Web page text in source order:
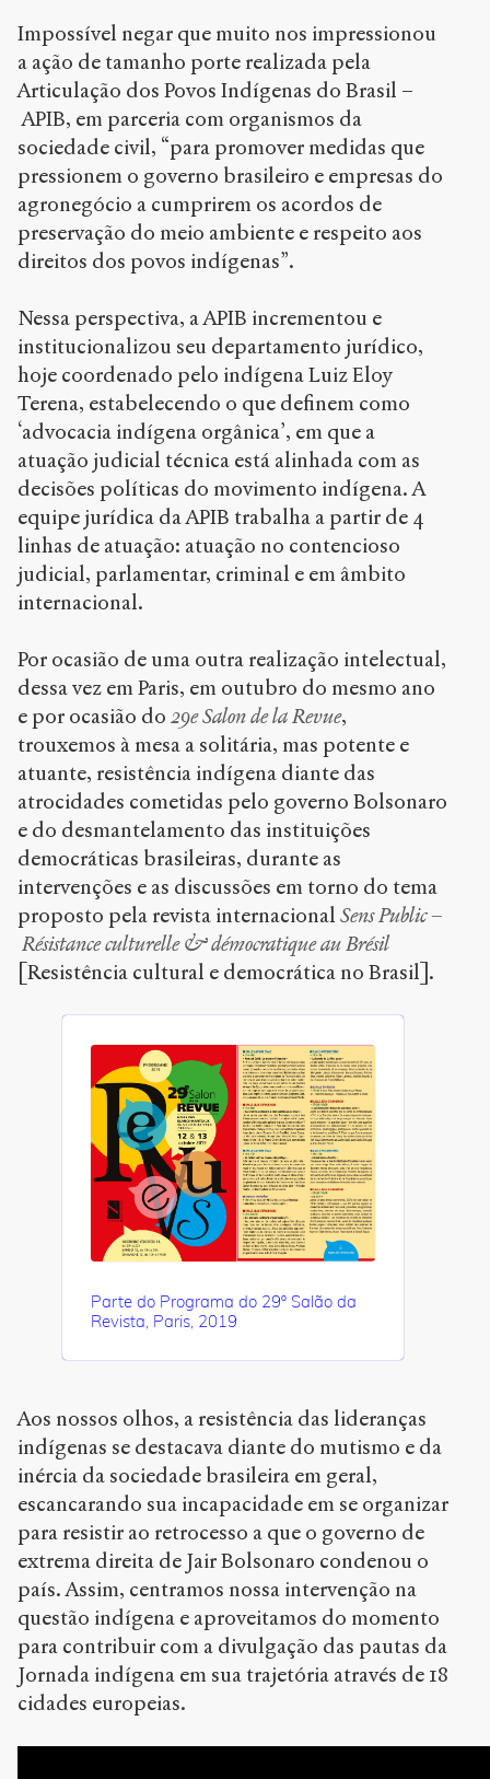
Impossível negar que muito nos impressionou
a ação de tamanho porte realizada pela
Articulação dos Povos Indígenas do Brasil –
APIB, em parceria com organismos da
sociedade civil, “para promover medidas que
pressionem o governo brasileiro e empresas do
agronegócio a cumprirem os acordos de
preservação do meio ambiente e respeito aos
direitos dos povos indígenas”.
Nessa perspectiva, a APIB incrementou e
institucionalizou seu departamento jurídico,
hoje coordenado pelo indígena Luiz Eloy
Terena, estabelecendo o que definem como
‘advocacia indígena orgânica’, em que a
atuação judicial técnica está alinhada com as
decisões políticas do movimento indígena. A
equipe jurídica da APIB trabalha a partir de 4
linhas de atuação: atuação no contencioso
judicial, parlamentar, criminal e em âmbito
internacional.
Por ocasião de uma outra realização intelectual,
dessa vez em Paris, em outubro do mesmo ano
e por ocasião do 29e Salon de la Revue,
trouxemos à mesa a solitária, mas potente e
atuante, resistência indígena diante das
atrocidades cometidas pelo governo Bolsonaro
e do desmantelamento das instituições
democráticas brasileiras, durante as
intervenções e as discussões em torno do tema
proposto pela revista internacional Sens Public –
Résistance culturelle & démocratique au Brésil
[Resistência cultural e democrática no Brasil].
Parte do Programa do 29º Salão da
Revista, Paris, 2019
Aos nossos olhos, a resistência das lideranças
indígenas se destacava diante do mutismo e da
inércia da sociedade brasileira em geral,
escancarando sua incapacidade em se organizar
para resistir ao retrocesso a que o governo de
extrema direita de Jair Bolsonaro condenou o
país. Assim, centramos nossa intervenção na
questão indígena e aproveitamos do momento
para contribuir com a divulgação das pautas da
Jornada indígena em sua trajetória através de 18
cidades europeias.